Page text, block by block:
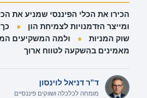
הכירו את הכלי הפיננסי שמניע את
ומייצר הזדמנויות לצמיחת הון
•
שוק המניות
•
ולמה המשקיעים
מאמינים בהשקעה לטווח ארוך
ד"ר דניאל לוינסון
מומחה לכלכלה ושווקים פיננסיים